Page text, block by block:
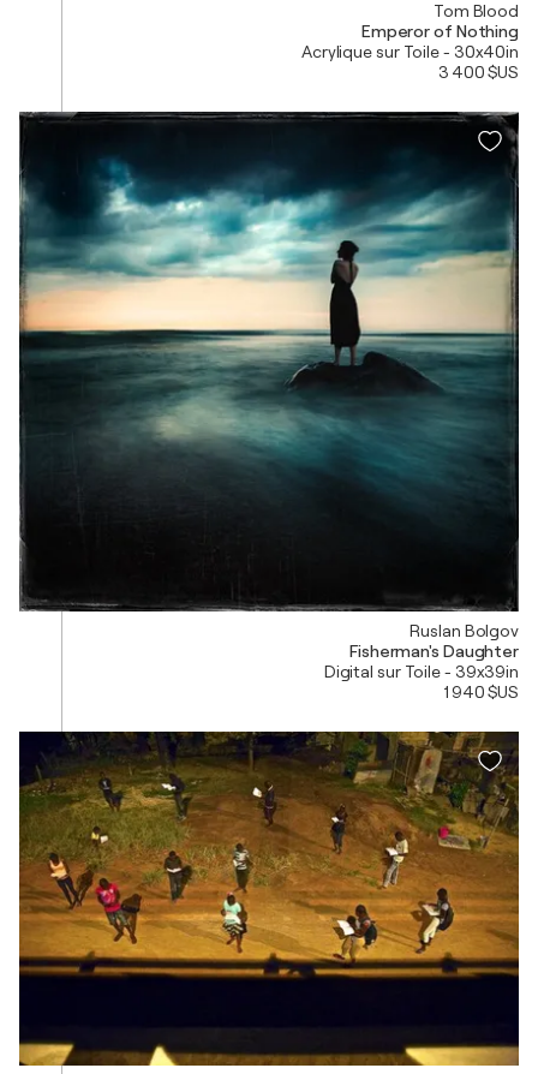
Tom Blood
Emperor of Nothing
Acrylique sur Toile - 30x40in
3 400 $US
Ruslan Bolgov
Fisherman's Daughter
Digital sur Toile - 39x39in
1 940 $US